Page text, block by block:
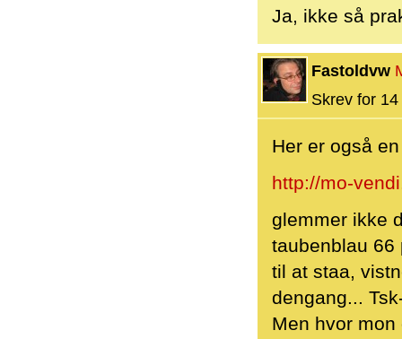
Ja, ikke så
Fastoldvw
Skrev for
Her er også
http://mo-
glemmer ikke
taubenblau 66
til at staa,
dengang...
Men hvor mon